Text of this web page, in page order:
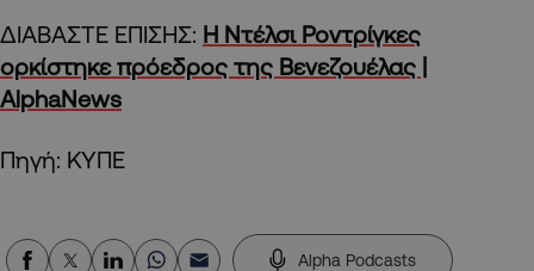
ΔΙΑΒΑΣΤΕ ΕΠΙΣΗΣ: Η Ντέλσι Ροντρίγκες
ορκίστηκε πρόεδρος της Βενεζουέλας |
AlphaNews
Πηγή: ΚΥΠΕ
Alpha Podcasts